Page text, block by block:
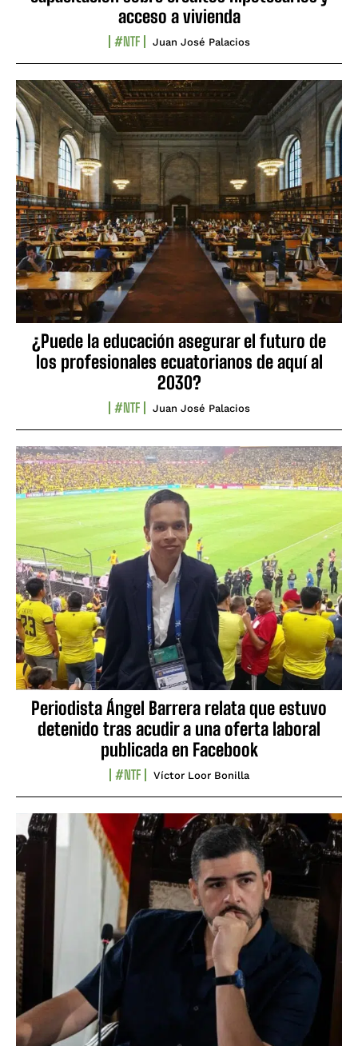
acceso a vivienda
#NTF Juan José Palacios
¿Puede la educación asegurar el futuro de
los profesionales ecuatorianos de aquí al
2030?
#NTF Juan José Palacios
Periodista Ángel Barrera relata que estuvo
detenido tras acudir a una oferta laboral
publicada en Facebook
#NTF Víctor Loor Bonilla